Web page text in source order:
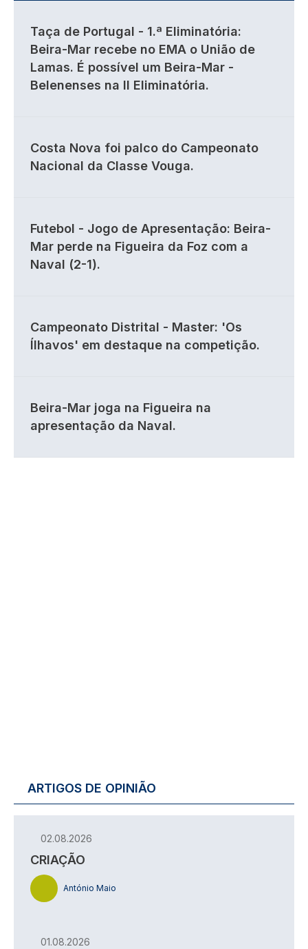
Taça de Portugal - 1.ª Eliminatória:
Beira-Mar recebe no EMA o União de
Lamas. É possível um Beira-Mar -
Belenenses na II Eliminatória.
Costa Nova foi palco do Campeonato
Nacional da Classe Vouga.
Futebol - Jogo de Apresentação: Beira-
Mar perde na Figueira da Foz com a
Naval (2-1).
Campeonato Distrital - Master: 'Os
Ílhavos' em destaque na competição.
Beira-Mar joga na Figueira na
apresentação da Naval.
ARTIGOS DE OPINIÃO
02.08.2026
CRIAÇÃO
António Maio
01.08.2026